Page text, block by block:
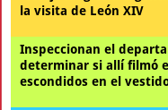
la visita de León XIV
Inspeccionan el
determinar si allí filmó
escondidos en el